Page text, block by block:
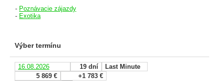
- Poznávacie zájazdy
- Exotika
Výber termínu
16.08.2026 19 dní
Last Minute
5 869 €
+1 783 €